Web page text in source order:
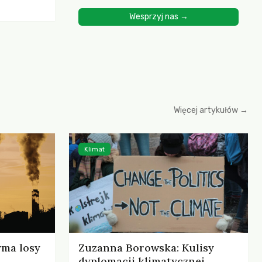
Wesprzyj nas →
Więcej artykułów →
losy
Zuzanna Borowska: Kulisy
Klimat